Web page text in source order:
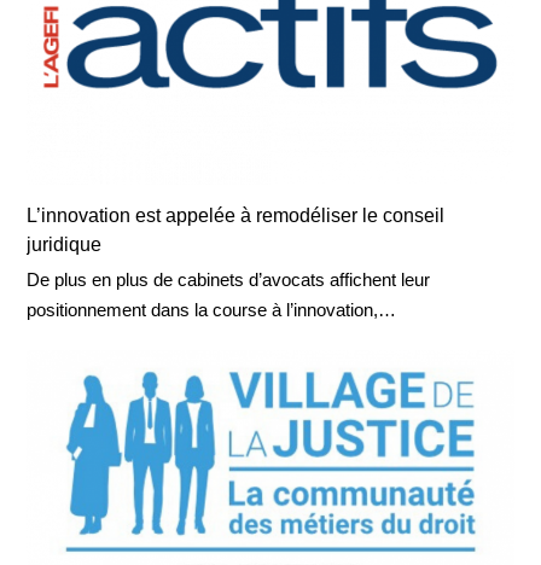
L’innovation est appelée à remodéliser le conseil
juridique
De plus en plus de cabinets d’avocats affichent leur
positionnement dans la course à l’innovation,…